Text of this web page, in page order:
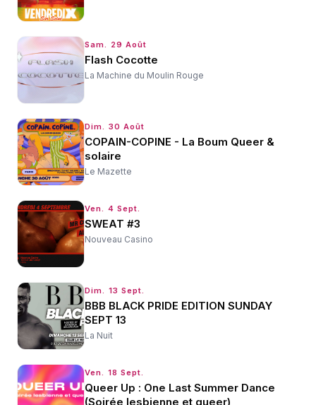
Sam. 29 Août
Flash Cocotte
La Machine du Moulin Rouge
Dim. 30 Août
COPAIN-COPINE - La Boum Queer &
solaire
Le Mazette
Ven. 4 Sept.
SWEAT #3
Nouveau Casino
Dim. 13 Sept.
BBB BLACK PRIDE EDITION SUNDAY
SEPT 13
La Nuit
Ven. 18 Sept.
Queer Up : One Last Summer Dance
(Soirée lesbienne et queer)